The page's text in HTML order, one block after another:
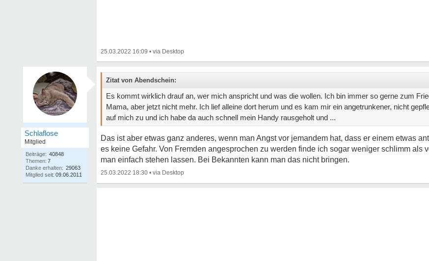
25.03.2022 16:09 •
Schlaflose
Mitglied
Beiträge: 40848
Themen: 7
Danke erhalten: 29063
Mitglied seit: 09.06.2011
Zitat von Abendschein:
Es kommt wirklich drauf an, wer mich anspricht und was die wollen. Ich bin immer so gerne zum
Mama, aber jetzt nicht mehr. Ich lief alleine dort herum und es kam mir ein angetrunkener, nicht
auf mich zu und ich habe da auch schnell mein Handy rausgeholt und ...
Das ist aber etwas ganz anderes, wenn man Angst vor jemandem hat, dass er einem etwas
es keine Gefahr. Von Fremden angesprochen zu werden finde ich sogar weniger schlimm als
man einfach stehen lassen. Bei Bekannten kann man das nicht bringen.
25.03.2022 18:30 •